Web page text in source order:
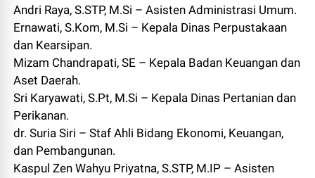
Andri Raya, S.STP, M.Si – Asisten Administrasi Umum.
Ernawati, S.Kom, M.Si – Kepala Dinas Perpustakaan
dan Kearsipan.
Mizam Chandrapati, SE – Kepala Badan Keuangan dan
Aset Daerah.
Sri Karyawati, S.Pt, M.Si – Kepala Dinas Pertanian dan
Perikanan.
dr. Suria Siri – Staf Ahli Bidang Ekonomi, Keuangan,
dan Pembangunan.
Kaspul Zen Wahyu Priyatna, S.STP, M.IP – Asisten